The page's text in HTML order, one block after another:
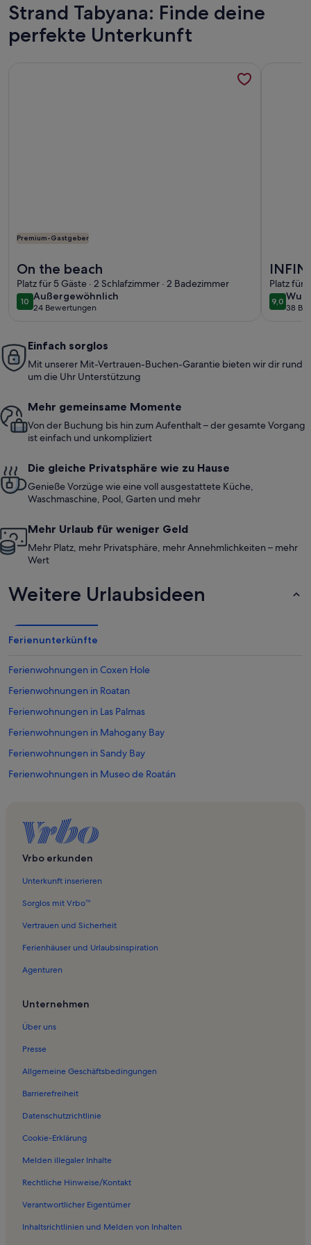
Strand Tabyana: Finde deine
perfekte Unterkunft
Premium-Gastgeber
On the beach
Platz für 5 Gäste · 2 Schlafzimmer · 2 Badezimmer
1010 von 10
Außergewöhnlich
außergewöhnlich
24 Bewertungen
(24
Floor,
Platz für
9,09,0 von
38
(38
Einfach sorglos
Mit unserer Mit-Vertrauen-Buchen-Garantie bieten wir dir rund
um die Uhr Unterstützung
Mehr gemeinsame Momente
Von der Buchung bis hin zum Aufenthalt – der gesamte Vorgang
ist einfach und unkompliziert
Die gleiche Privatsphäre wie zu Hause
Genieße Vorzüge wie eine voll ausgestattete Küche,
Waschmaschine, Pool, Garten und mehr
Mehr Urlaub für weniger Geld
Mehr Platz, mehr Privatsphäre, mehr Annehmlichkeiten – mehr
Wert
Weitere Urlaubsideen
Ferienunterkünfte
Ferienwohnungen in Coxen Hole
Ferienwohnungen in Roatan
Ferienwohnungen in Las Palmas
Ferienwohnungen in Mahogany Bay
Ferienwohnungen in Sandy Bay
Ferienwohnungen in Museo de Roatán
Ferienwohnungen in West Bay
Ferienwohnungen in Infinity Bay
Ferienwohnungen in Sonnenuntergang Villen
Vrbo erkunden
Unterkunft inserieren
Sorglos mit Vrbo™
Vertrauen und Sicherheit
Ferienhäuser und Urlaubsinspiration
Agenturen
Unternehmen
Über uns
Presse
Allgemeine Geschäftsbedingungen
Barrierefreiheit
Datenschutzrichtlinie
Cookie-Erklärung
Melden illegaler Inhalte
Rechtliche Hinweise/Kontakt
Verantwortlicher Eigentümer
Inhaltsrichtlinien und Melden von Inhalten